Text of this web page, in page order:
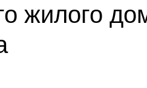
жилого